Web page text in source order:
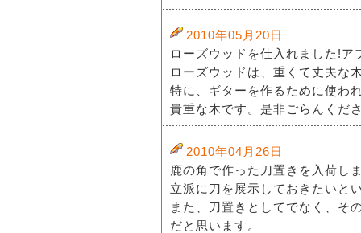
2010年05月20日
ローズウッドを仕入れました!
ローズウッドは、重くて丈夫な
特に、ギターを作るために使わ
貴重な木です。是非ごらんくだ
2010年04月26日
鹿の角で作った刀置きを入荷し
立派に刀を展示しておきたいと
また、刀置きとしてでなく、そ
だと思います。